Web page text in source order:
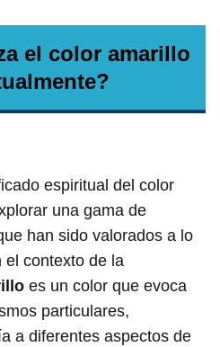
el color amarillo
espiritual del color
una gama de
han sido valorados a lo
el contexto de la
es un color que evoca
particulares,
a diferentes aspectos de